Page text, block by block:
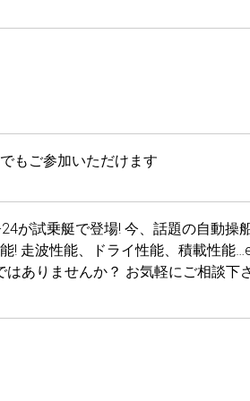
もご参加いただけます
が試乗艇で登場! 今、話題の自動操
! 走波性能、ドライ性能、積載性能
ありませんか？ お気軽にご相談下